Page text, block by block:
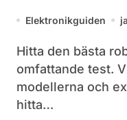
Elektronikguiden
Hitta den bästa robotdammsugaren med vår
omfattande test.
modellerna och
hitta…